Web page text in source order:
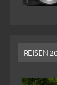
REISEN